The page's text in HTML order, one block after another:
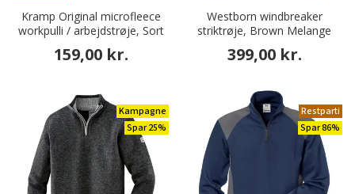
Kramp Original microfleece
workpulli / arbejdstrøje, Sort
159,00 kr.
Westborn windbreaker
striktrøje, Brown Melange
399,00 kr.
Kampagne
Spar 25%
Restparti
Spar 86%